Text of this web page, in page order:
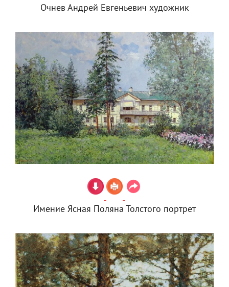
Очнев Андрей Евгеньевич художник
Имение Ясная Поляна Толстого портрет